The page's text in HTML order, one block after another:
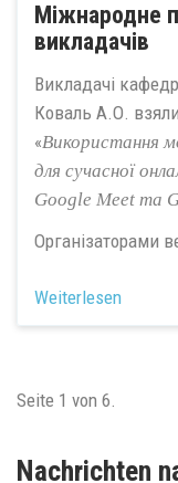
Міжнародне
викладачів
Викладачі
Коваль А.О. взяли
«Використання
для сучасної
Google Meet та
Організаторами
Weiterlesen
Seite 1 von 6.
Nachrichten